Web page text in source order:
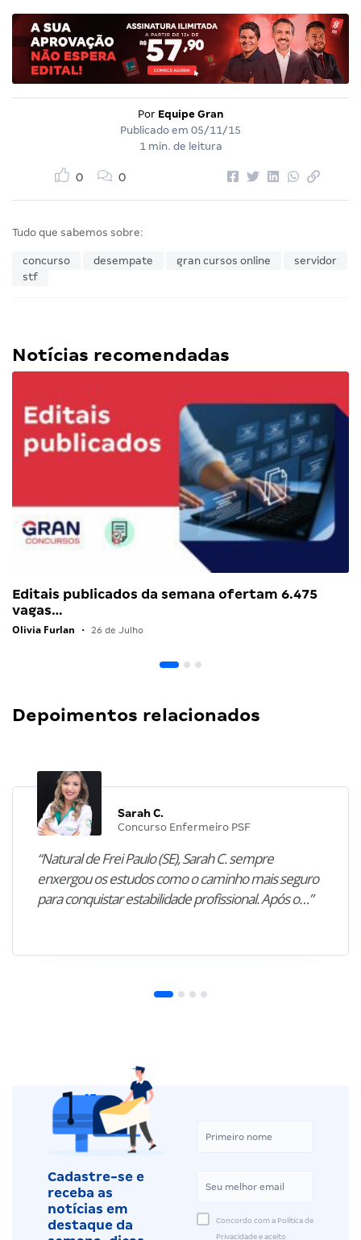
Por Equipe Gran
Publicado em 05/11/15
1 min. de leitura
0 0
Tudo que sabemos sobre:
concurso desempate gran cursos online
servidor
stf
Notícias recomendadas
Editais publicados da semana ofertam 6.475
vagas…
Olivia Furlan • 26 de Julho
Depoimentos relacionados
Sarah C.
Concurso Enfermeiro PSF
“Natural de Frei Paulo (SE), Sarah C. sempre
enxergou os estudos como o caminho mais seguro
para conquistar estabilidade profissional. Após o…”
Cadastre-se e
receba as
notícias em
destaque da
Concordo com a Política de
Privacidade e aceito